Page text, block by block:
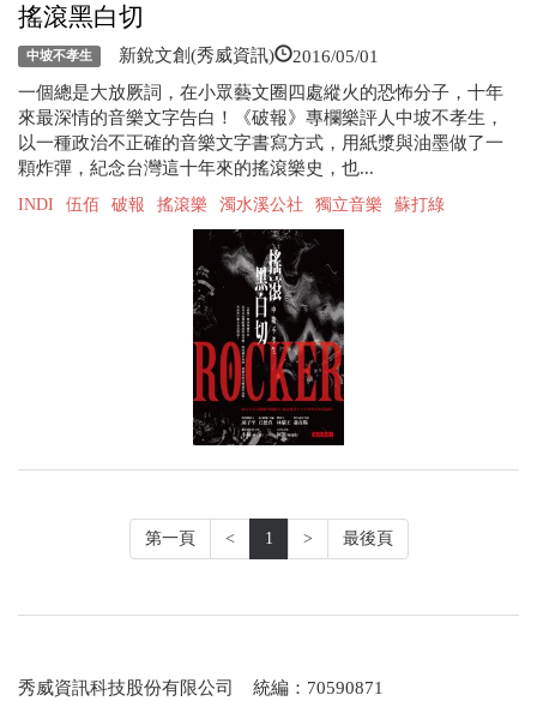
搖滾黑白切
中坡不孝生 新銳文創(秀威資訊) 2016/05/01
一個總是大放厥詞，在小眾藝文圈四處縱火的恐怖分子，十年
來最深情的音樂文字告白！《破報》專欄樂評人中坡不孝生，
以一種政治不正確的音樂文字書寫方式，用紙漿與油墨做了一
顆炸彈，紀念台灣這十年來的搖滾樂史，也...
INDI 伍佰 破報 搖滾樂 濁水溪公社 獨立音樂 蘇打綠
第一頁 < 1 > 最後頁
秀威資訊科技股份有限公司 統編：70590871